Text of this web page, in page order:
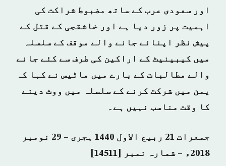
اور سعودی عرب کے ساتھ مضبوط شراکت کی
اہمیت پر زور دیا ہے اور خاشقجی کے قتل کے
پیش نظر اپنائے جانے والے موقف کے سلسلہ
میں کیبینیٹ کے اراکین کی طرف سے کئے جانے
والے مطالبات کے بارے میں ماٹیس نے کہا کہ
یمن میں شرکت کرنے کے سلسلہ میں ووٹ دینے
کا وقت مناسب نہیں ہے۔
جمعرات 21 ربیع الاول 1440 ہجری – 29 نومبر
2018ء – شمارہ نمبر [14511]